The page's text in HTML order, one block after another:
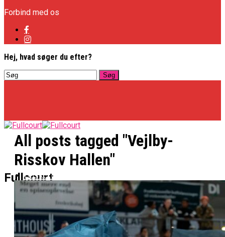
Forbind med os
Hej, hvad søger du efter?
Fullcourt
Basketligaen
Officielt: Vejen Gafler Dansker Hos Rabbits
NBA
All posts tagged "Vejlby-
Risskov Hallen"